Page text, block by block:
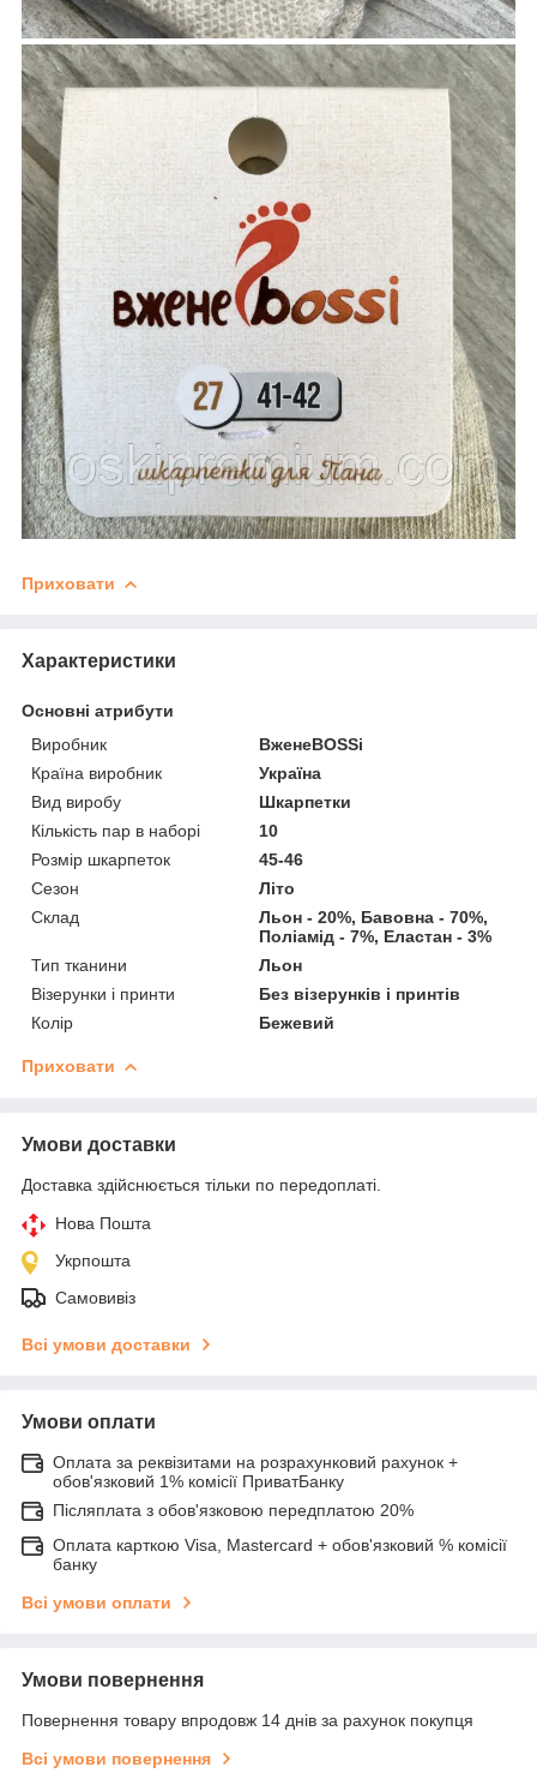
Приховати
Характеристики
Основні атрибути
Виробник
ВженеBOSSі
Країна виробник
Україна
Вид виробу
Шкарпетки
Кількість пар в наборі
10
Розмір шкарпеток
45-46
Сезон
Літо
Склад
Льон - 20%, Бавовна - 70%,
Поліамід - 7%, Еластан - 3%
Тип тканини
Льон
Візерунки і принти
Без візерунків і принтів
Колір
Бежевий
Приховати
Умови доставки
Доставка здійснюється тільки по передоплаті.
Нова Пошта
Укрпошта
Самовивіз
Всі умови доставки
Умови оплати
Оплата за реквізитами на розрахунковий рахунок +
обов'язковий 1% комісії ПриватБанку
Післяплата з обов'язковою передплатою 20%
Оплата карткою Visa, Mastercard + обов'язковий % комісії
банку
Всі умови оплати
Умови повернення
Повернення товару впродовж 14 днів за рахунок покупця
Всі умови повернення